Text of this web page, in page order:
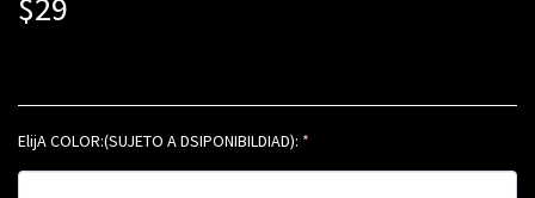
ElijA COLOR:(SUJETO A DSIPONIBILDIAD): *